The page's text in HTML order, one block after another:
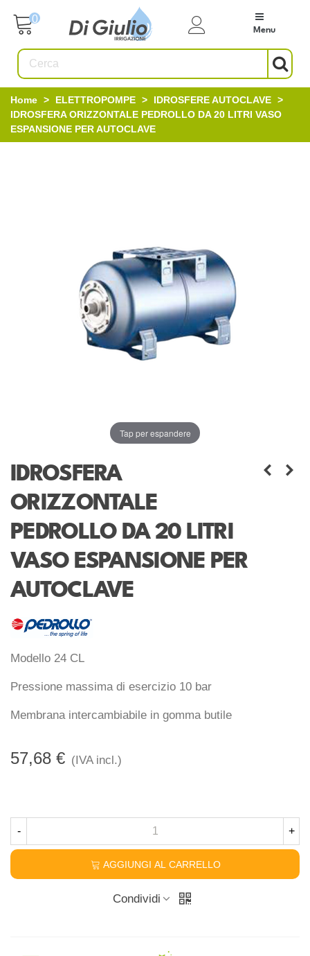
0
Menu
Home > ELETTROPOMPE > IDROSFERE AUTOCLAVE >
IDROSFERA ORIZZONTALE PEDROLLO DA 20 LITRI VASO
ESPANSIONE PER AUTOCLAVE
Tap per espandere
IDROSFERA
ORIZZONTALE
PEDROLLO DA 20 LITRI
VASO ESPANSIONE PER
AUTOCLAVE
Modello 24 CL
Pressione massima di esercizio 10 bar
Membrana intercambiabile in gomma butile
57,68 € (IVA incl.)
- +
AGGIUNGI AL CARRELLO
Condividi